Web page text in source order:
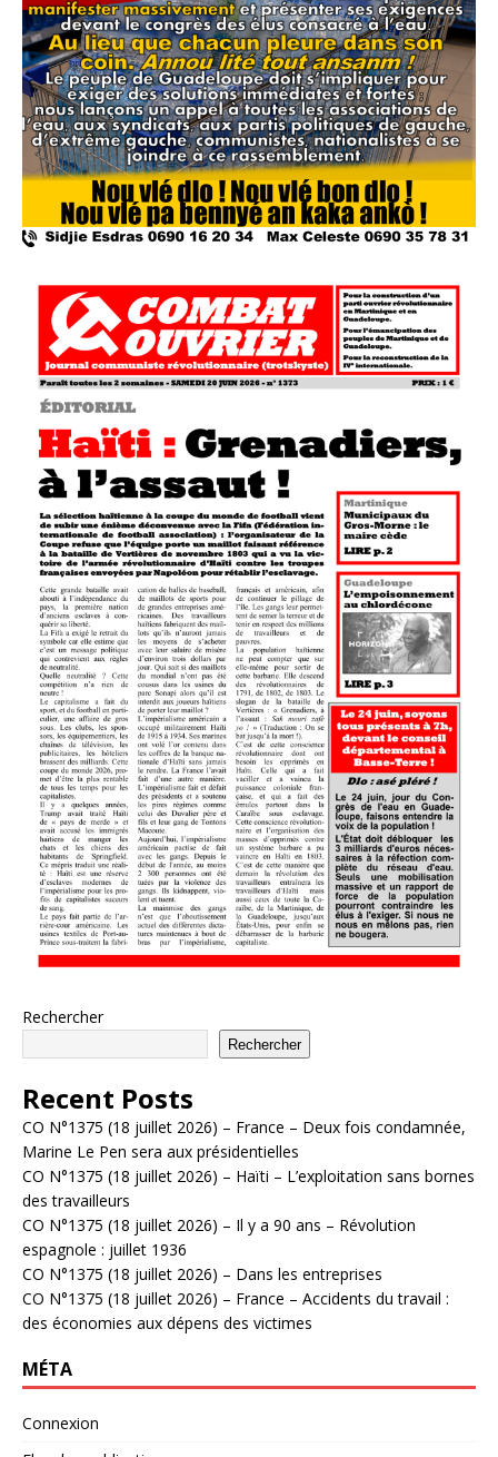
Rechercher
Rechercher
Recent Posts
CO N°1375 (18 juillet 2026) – France – Deux fois condamnée,
Marine Le Pen sera aux présidentielles
CO N°1375 (18 juillet 2026) – Haïti – L’exploitation sans bornes
des travailleurs
CO N°1375 (18 juillet 2026) – Il y a 90 ans – Révolution
espagnole : juillet 1936
CO N°1375 (18 juillet 2026) – Dans les entreprises
CO N°1375 (18 juillet 2026) – France – Accidents du travail :
des économies aux dépens des victimes
MÉTA
Connexion